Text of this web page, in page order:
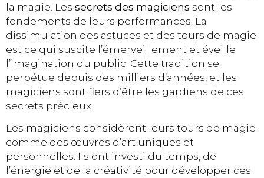
la magie. Les secrets des magiciens sont les
fondements de leurs performances. La
dissimulation des astuces et des tours de magie
est ce qui suscite l’émerveillement et éveille
l’imagination du public. Cette tradition se
perpétue depuis des milliers d’années, et les
magiciens sont fiers d’être les gardiens de ces
secrets précieux.
Les magiciens considèrent leurs tours de magie
comme des œuvres d’art uniques et
personnelles. Ils ont investi du temps, de
l’énergie et de la créativité pour développer ces